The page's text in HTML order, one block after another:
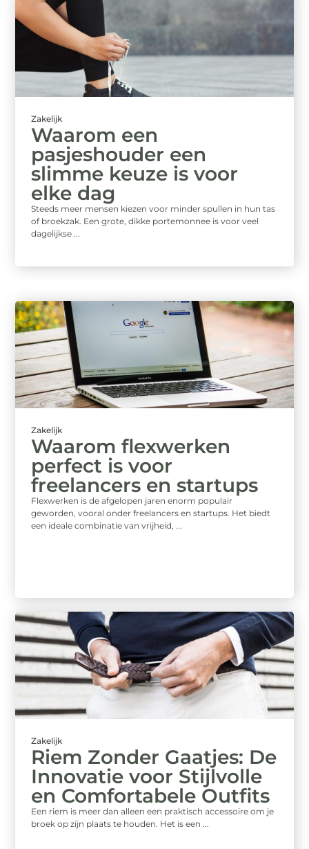
Zakelijk
Waarom een
pasjeshouder een
slimme keuze is voor
elke dag
Steeds meer mensen kiezen voor minder spullen in hun tas
of broekzak. Een grote, dikke portemonnee is voor veel
dagelijkse ...
Zakelijk
Waarom flexwerken
perfect is voor
freelancers en startups
Flexwerken is de afgelopen jaren enorm populair
geworden, vooral onder freelancers en startups. Het biedt
een ideale combinatie van vrijheid, ...
Zakelijk
Riem Zonder Gaatjes: De
Innovatie voor Stijlvolle
en Comfortabele Outfits
Een riem is meer dan alleen een praktisch accessoire om je
broek op zijn plaats te houden. Het is een ...